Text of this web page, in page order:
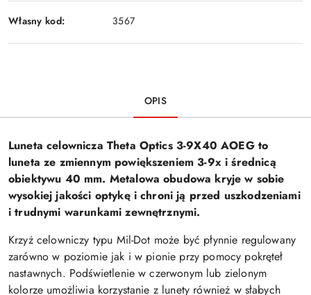
Własny kod: 3567
OPIS
Luneta celownicza Theta Optics 3-9X40 AOEG to
luneta ze zmiennym powiększeniem 3-9x i średnicą
obiektywu 40 mm. Metalowa obudowa kryje w sobie
wysokiej jakości optykę i chroni ją przed uszkodzeniami
i trudnymi warunkami zewnętrznymi.
Krzyż celowniczy typu Mil-Dot może być płynnie regulowany
zarówno w poziomie jak i w pionie przy pomocy pokręteł
nastawnych. Podświetlenie w czerwonym lub zielonym
kolorze umożliwia korzystanie z lunety również w słabych